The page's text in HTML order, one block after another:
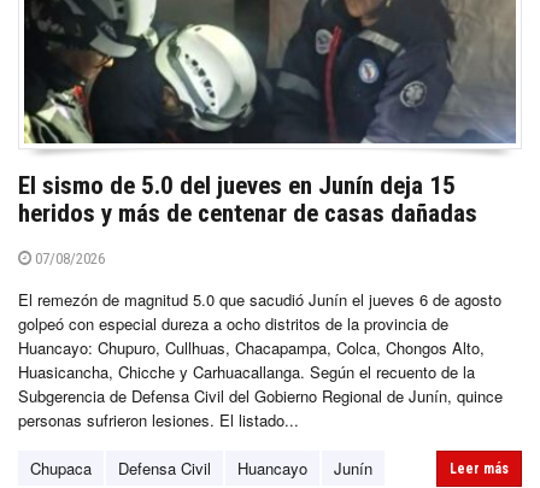
El sismo de 5.0 del jueves en Junín deja 15
heridos y más de centenar de casas dañadas
07/08/2026
El remezón de magnitud 5.0 que sacudió Junín el jueves 6 de agosto
golpeó con especial dureza a ocho distritos de la provincia de
Huancayo: Chupuro, Cullhuas, Chacapampa, Colca, Chongos Alto,
Huasicancha, Chicche y Carhuacallanga. Según el recuento de la
Subgerencia de Defensa Civil del Gobierno Regional de Junín, quince
personas sufrieron lesiones. El listado...
Chupaca Defensa Civil Huancayo Junín Leer más